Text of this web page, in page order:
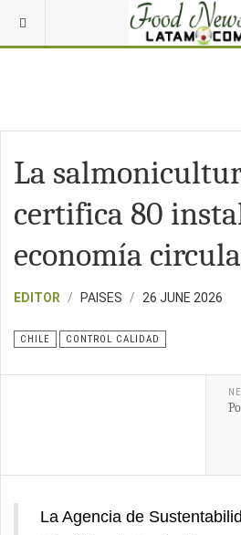
La
certifica 80
economía
EDITOR PAISES 26 JUNE 2026
CHILE CONTROL CALIDAD
La Agencia de